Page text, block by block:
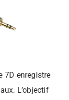
7D enregistre
L’objectif